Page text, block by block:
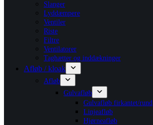
Slanger
Lyddæmpere
Ventiler
Riste
Filtre
Ventilatorer
Taghætter og inddækninger
Afløb / kloak
Afløb
Gulvafløb
Gulvafløb firkantet/rund
Linjeafløb
Hjørneafløb